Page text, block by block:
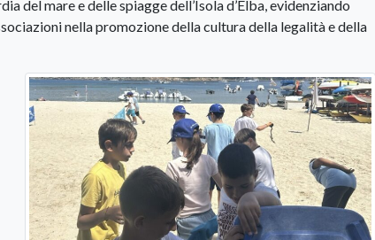
del mare e delle spiagge dell’Isola d’Elba, evidenziando
nella promozione della cultura della legalità e della